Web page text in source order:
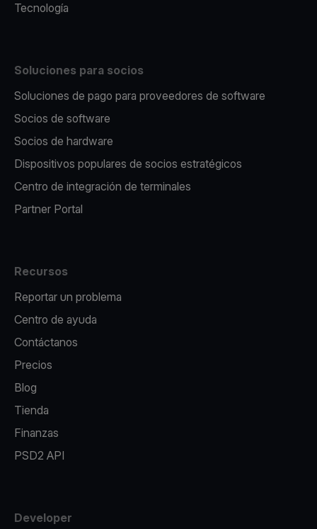
Tecnología
Soluciones para socios
Soluciones de pago para proveedores de software
Socios de software
Socios de hardware
Dispositivos populares de socios estratégicos
Centro de integración de terminales
Partner Portal
Recursos
Reportar un problema
Centro de ayuda
Contáctanos
Precios
Blog
Tienda
Finanzas
PSD2 API
Developer